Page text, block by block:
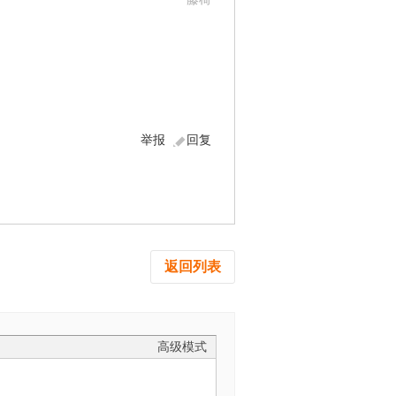
回复
举报
返回列表
高级模式